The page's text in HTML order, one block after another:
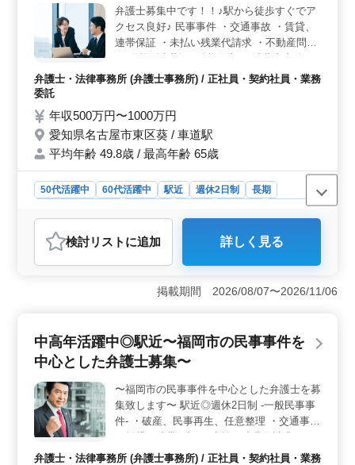
日制で残業も少なめ。働きやすい環境が整っており、中
高年の方々が現在も活躍中。法律事務所としての信頼と
経験を活かして、ご自身のキャリアを一層高めません
か。 ＜魅力的な給与水準＞ 経験者に見合った魅力
的な給与水準が用意されています。年収600万円〜1600
万円で、福利厚生もしっかり整備。社会保険完備や個人
受任可能など待遇も魅力の一環です。
弁護士募集中です！！♪駅から徒歩すぐでア
クセス良好♪ 民事事件 ・交通事故 ・賃貸、
連帯保証 ・未払い残業代請求 ・不動産問題
過払い金問題 ・高齢者・障害者の財産管理
弁護士・法律事務所 (弁護士事務所) / 正社員・契約社員・業務
委託
年収500万円〜1000万円
愛知県名古屋市東区葵 / 車道駅
平均年齢 49.8歳 / 最高年齢 65歳
50代活躍中 60代活躍中 駅近 週休2日制
長期
業務委託
おすすめポイント
＜専門性の高い案件＞ 名古屋市東区の弁護士事務所が
民事事件中心に募集。交通事故や不動産問題、過払い金
など専門性の高い案件が豊富。 経験を活かしスキル向
環境＞ 車道駅から徒歩ですぐの好立地。駅近なので通
勤が便利で、週休2日制度や残業なし・少なめでワークラ
職場環境がアットホームなのが魅力。 ＜給与と福利
厚生＞ 年収500万円〜1400万円で、実力次第で昇給の
チャンス。社会保険完備や交通費実費支給、弁護士費用
事務所負担可など待遇も整備。 1〜2人の採用なので、
個別のサポートが受けられる環境も魅力です。
検討リスト に追加 詳しく見る
掲載期間 2026/08/07〜2026/11/06
中高年活躍中◎駅近〜福岡市の民事事件を
中心とした弁護士募集〜
〜福岡市の民事事件を中心とした弁護士を募
集致します〜 駅近◎週休2日制 -一般民事事
件- ・破産、民事再生、任意整理 ・交通事故
動産問題 ・売買代金請求 ・B型肝炎訴訟 ・
弁護士・法律事務所 (弁護士事務所) / 正社員・契約社員・業務